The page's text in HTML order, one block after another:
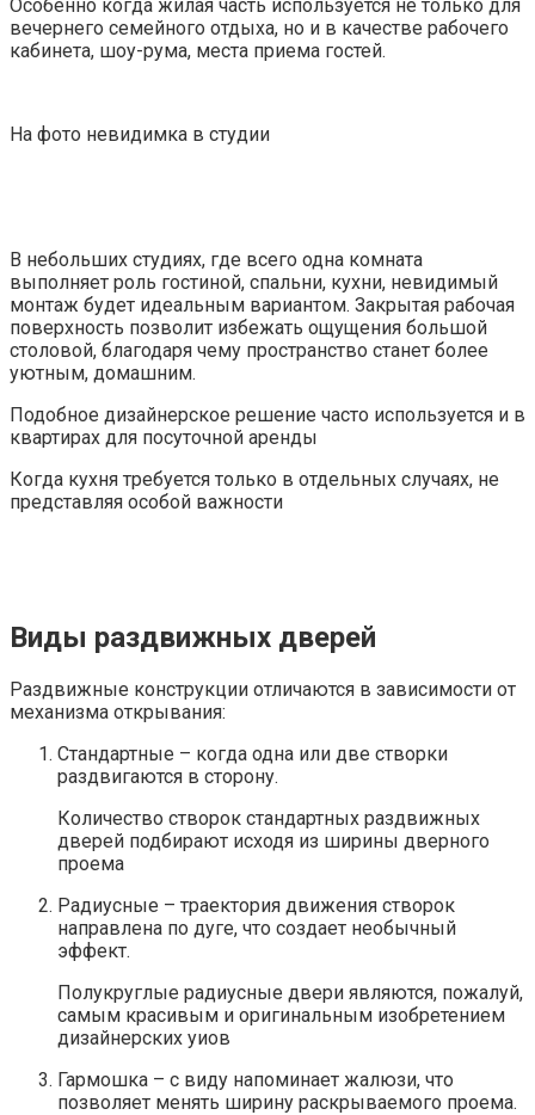
Особенно когда жилая часть используется не только для
вечернего семейного отдыха, но и в качестве рабочего
кабинета, шоу-рума, места приема гостей.
На фото невидимка в студии
В небольших студиях, где всего одна комната
выполняет роль гостиной, спальни, кухни, невидимый
монтаж будет идеальным вариантом. Закрытая рабочая
поверхность позволит избежать ощущения большой
столовой, благодаря чему пространство станет более
уютным, домашним.
Подобное дизайнерское решение часто используется и в
квартирах для посуточной аренды
Когда кухня требуется только в отдельных случаях, не
представляя особой важности
Виды раздвижных дверей
Раздвижные конструкции отличаются в зависимости от
механизма открывания:
Стандартные – когда одна или две створки
раздвигаются в сторону.
Количество створок стандартных раздвижных
дверей подбирают исходя из ширины дверного
проема
Радиусные – траектория движения створок
направлена по дуге, что создает необычный
эффект.
Полукруглые радиусные двери являются, пожалуй,
самым красивым и оригинальным изобретением
дизайнерских уиов
Гармошка – с виду напоминает жалюзи, что
позволяет менять ширину раскрываемого проема.